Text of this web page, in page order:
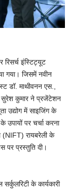
रिसर्च इंस्टिट्यूट
गया। जिसमें नवीन
डॉ. माथीवनन एस.,
सुरेश कुमार ने प्रजेंटेशन
उद्योग में साइजिंग के
उपायों पर चर्चा करना
(NIFT) रायबरेली के
पर प्रस्तुति दी।
के कार्यकारी